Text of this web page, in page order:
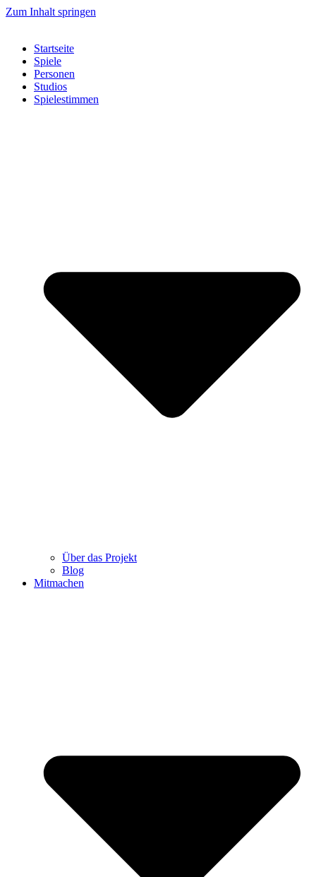
Zum Inhalt springen
Startseite
Spiele
Personen
Studios
Spielestimmen
Über das Projekt
Blog
Mitmachen